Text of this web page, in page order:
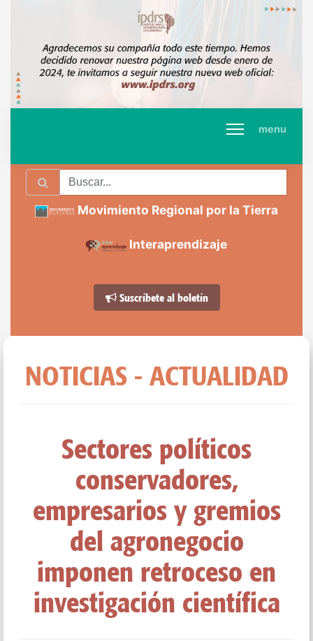
menu
Movimiento Regional por la Tierra
Interaprendizaje
Suscríbete al boletín
NOTICIAS - ACTUALIDAD
Sectores políticos
conservadores,
empresarios y gremios
del agronegocio
imponen retroceso en
investigación científica